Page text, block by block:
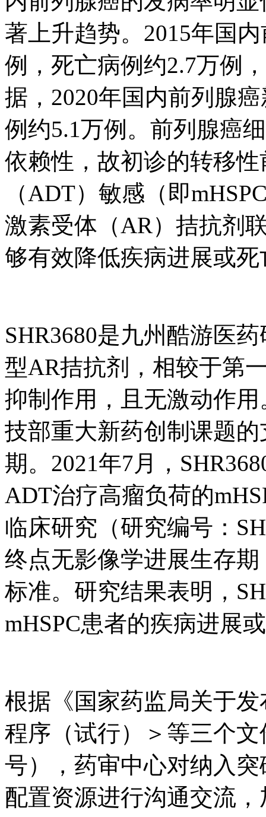
著上升趋势。2015年国
例，死亡病例约2.7万例
据，2020年国内前列腺
例约5.1万例。前列腺癌
依赖性，故初诊的转
（ADT）敏感（即
激素受体（AR）拮抗
够有效降低疾病进展或死
SHR3680是九州酷游医
型AR拮抗剂，相较于第
抑制作用，且无激动作
技部重大新药创制课题的
期。2021年7月，
ADT治疗高瘤负荷的
临床研究（研究编号：
终点无影像学进展生存
标准。研究结果表明，
mHSPC患者的疾病进展
根据《国家药监局关于
程序（试行）＞等三个
号），药审中心对纳
配置资源进行沟通交流